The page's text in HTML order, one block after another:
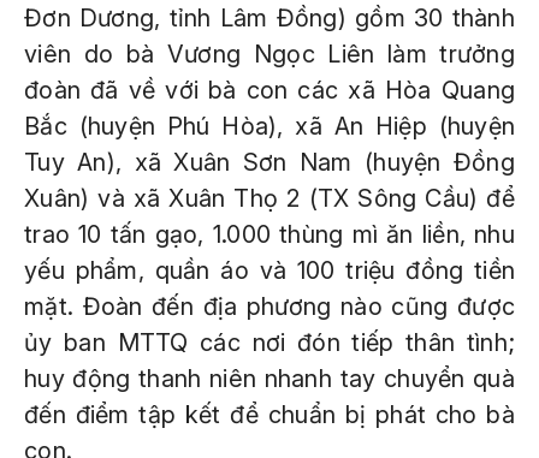
Đơn Dương, tỉnh Lâm Đồng) gồm 30 thành
viên do bà Vương Ngọc Liên làm trưởng
đoàn đã về với bà con các xã Hòa Quang
Bắc (huyện Phú Hòa), xã An Hiệp (huyện
Tuy An), xã Xuân Sơn Nam (huyện Đồng
Xuân) và xã Xuân Thọ 2 (TX Sông Cầu) để
trao 10 tấn gạo, 1.000 thùng mì ăn liền, nhu
yếu phẩm, quần áo và 100 triệu đồng tiền
mặt. Đoàn đến địa phương nào cũng được
ủy ban MTTQ các nơi đón tiếp thân tình;
huy động thanh niên nhanh tay chuyển quà
đến điểm tập kết để chuẩn bị phát cho bà
con.